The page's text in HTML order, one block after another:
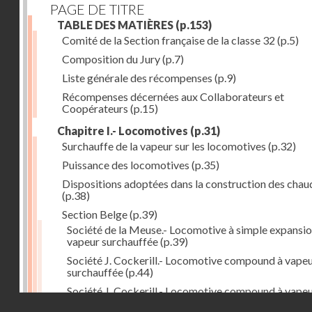
PAGE DE TITRE
TABLE DES MATIÈRES (p.153)
Comité de la Section française de la classe 32 (p.5)
Composition du Jury(p.7)
Liste générale des récompenses (p.9)
Récompenses décernées aux Collaborateurs et
Coopérateurs (p.15)
Chapitre I.- Locomotives (p.31)
Surchauffe de la vapeur sur les locomotives (p.32)
Puissance des locomotives (p.35)
Dispositions adoptées dans la construction des
(p.38)
Section Belge(p.39)
Société de la Meuse.- Locomotive à simple
vapeur surchauffée(p.39)
Société J. Cockerill.- Locomotive compound à
surchauffée(p.44)
Société J. Cockerill.- Locomotive compound à